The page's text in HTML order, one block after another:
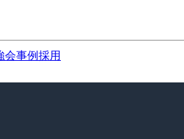
会事例採用